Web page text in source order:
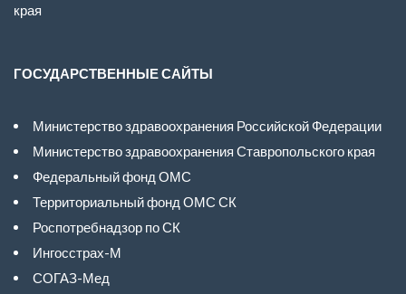
края
ГОСУДАРСТВЕННЫЕ САЙТЫ
Министерство здравоохранения Российской Федерации
Министерство здравоохранения Ставропольского края
Федеральный фонд ОМС
Территориальный фонд ОМС СК
Роспотребнадзор по СК
Ингосстрах-М
СОГАЗ-Мед